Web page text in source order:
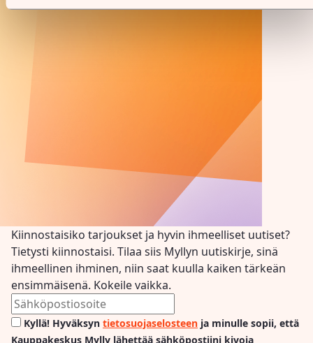
Kiinnostaisiko tarjoukset ja hyvin ihmeelliset uutiset?
Tietysti kiinnostaisi. Tilaa siis Myllyn uutiskirje, sinä
ihmeellinen ihminen, niin saat kuulla kaiken tärkeän
ensimmäisenä. Kokeile vaikka.
Kyllä! Hyväksyn tietosuojaselosteen ja minulle sopii, että
Kauppakeskus Mylly lähettää sähköpostiini kivoja